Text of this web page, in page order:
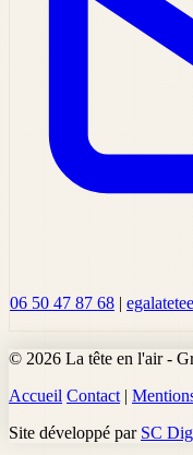
06 50 47 87 68 |
© 2026 La tête en l'air -
Accueil Contact |
Site développé par SC